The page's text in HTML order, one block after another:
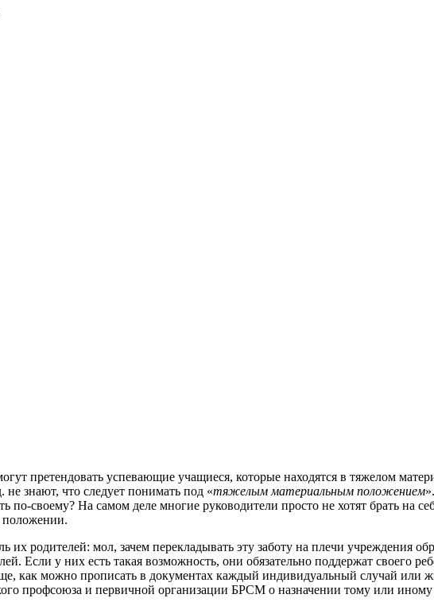
претендовать успевающие учащиеся, которые находятся в тяжелом
не знают, что следует понимать под «тяжелым материальным положением
по-своему? На самом деле многие руководители просто не хотят брать на
положении.
родителей: мол, зачем перекладывать эту заботу на плечи учреждения
Если у них есть такая возможность, они обязательно поддержат своего
как можно прописать в документах каждый индивидуальный случай или
профсоюза и первичной организации БРСМ о назначении тому или